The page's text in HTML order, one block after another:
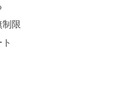
限